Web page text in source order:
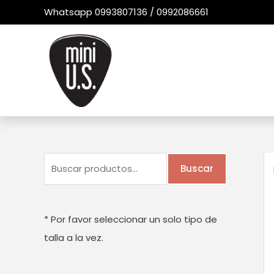
al
Whatsapp 0993807136 / 0992086661
c
a
Buscar
* Por favor seleccionar un solo tipo de
talla a la vez.